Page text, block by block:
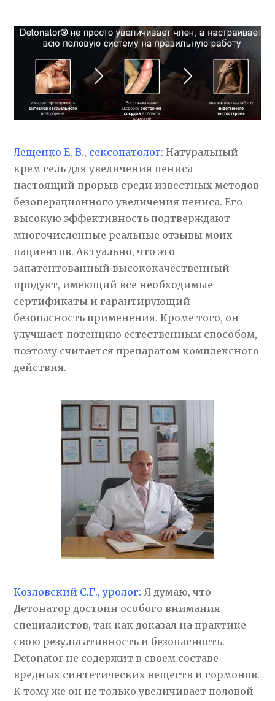
Лещенко Е. В., сексопатолог: Натуральный
крем гель для увеличения пениса –
настоящий прорыв среди известных методов
безоперационного увеличения пениса. Его
высокую эффективность подтверждают
многочисленные реальные отзывы моих
пациентов. Актуально, что это
запатентованный высококачественный
продукт, имеющий все необходимые
сертификаты и гарантирующий
безопасность применения. Кроме того, он
улучшает потенцию естественным способом,
поэтому считается препаратом комплексного
действия.
Козловский С.Г., уролог: Я думаю, что
Детонатор достоин особого внимания
специалистов, так как доказал на практике
свою результативность и безопасность.
Detonator не содержит в своем составе
вредных синтетических веществ и гормонов.
К тому же он не только увеличивает половой